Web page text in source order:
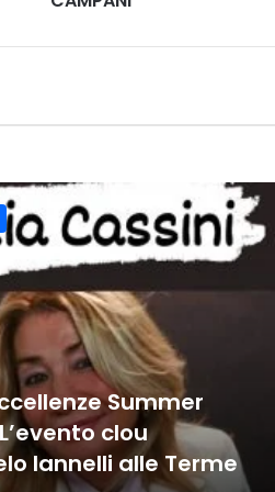
convincente
Summer
clou
Iannelli alle Terme